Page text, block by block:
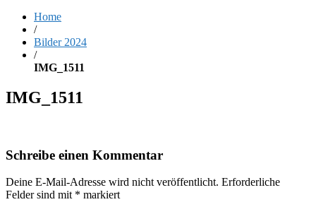
Home
/
Bilder 2024
/
IMG_1511
IMG_1511
Schreibe einen Kommentar
Deine E-Mail-Adresse wird nicht veröffentlicht. Erforderliche
Felder sind mit * markiert